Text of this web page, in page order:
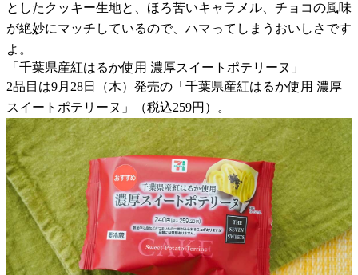
としたクッキー生地と、ほろ苦いキャラメル、チョコの風味
が絶妙にマッチしているので、ハマってしまうおいしさです
よ。
「千葉県産紅はるか使用 濃厚スイートポテリーヌ」
2品目は9月28日（木）発売の「千葉県産紅はるか使用 濃厚
スイートポテリーヌ」（税込259円）。